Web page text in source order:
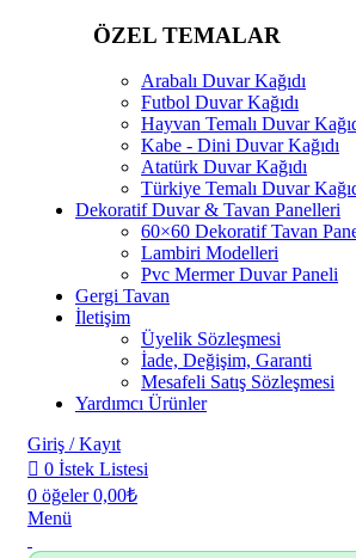
ÖZEL TEMALAR
Arabalı Duvar Kağıdı
Futbol Duvar Kağıdı
Hayvan Temalı Duvar
Kabe - Dini Duvar Kağıdı
Atatürk Duvar Kağıdı
Türkiye Temalı Duvar
Dekoratif Duvar & Tavan Panelleri
60×60 Dekoratif Tavan
Lambiri Modelleri
Pvc Mermer Duvar Paneli
Gergi Tavan
İletişim
Üyelik Sözleşmesi
İade, Değişim, Garanti
Mesafeli Satış Sözleşmesi
Yardımcı Ürünler
Giriş / Kayıt
0 İstek Listesi
0 öğeler 0,00₺
Menü